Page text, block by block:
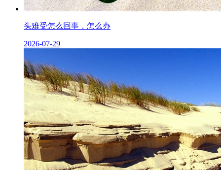
头难受怎么回事，怎么办
2026-07-29